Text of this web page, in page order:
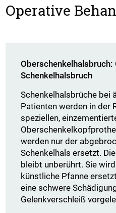
Operative
Oberschenkelhalsbruch:
Schenkelhalsbruch
Schenkelhalsbrüche bei
Patienten werden in der
speziellen,
werden nur der
Schenkelhals ersetzt.
bleibt unberührt. Sie
künstliche Pfanne
eine schwere
Gelenkverschleiß